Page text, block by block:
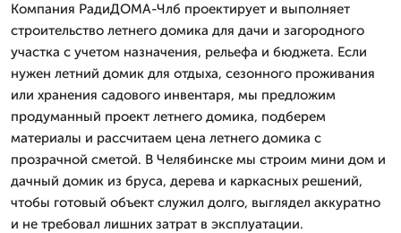
Компания РадиДОМА-Члб проектирует и выполняет
строительство летнего домика для дачи и загородного
участка с учетом назначения, рельефа и бюджета. Если
нужен летний домик для отдыха, сезонного проживания
или хранения садового инвентаря, мы предложим
продуманный проект летнего домика, подберем
материалы и рассчитаем цена летнего домика с
прозрачной сметой. В Челябинске мы строим мини дом и
дачный домик из бруса, дерева и каркасных решений,
чтобы готовый объект служил долго, выглядел аккуратно
и не требовал лишних затрат в эксплуатации.